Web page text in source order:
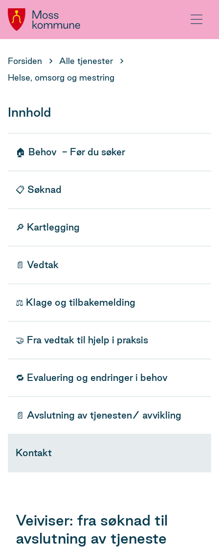
Hovedportal Meny
Du
her:
Forsiden
Alle tjenester
Helse, omsorg og mestring
Innhold
🏠 Behov - Før du søker
📋 Søknad
🔎 Kartlegging
📄 Vedtak
⚖️ Klage og tilbakemelding
🤝 Fra vedtak til hjelp i praksis
🔁 Evaluering og endringer i behov
📄 Avslutning av tjenesten/ avvikling
Kontakt
Veiviser: fra søknad til
avslutning av tjeneste